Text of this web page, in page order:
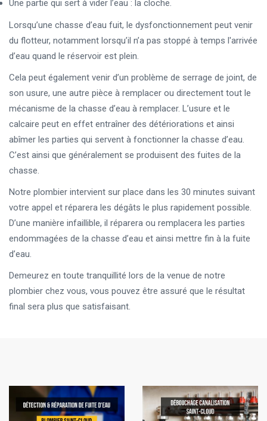
Une partie qui sert à vider l’eau : la cloche.
Lorsqu’une chasse d’eau fuit, le dysfonctionnement peut venir
du flotteur, notamment lorsqu’il n’a pas stoppé à temps l'arrivée
d’eau quand le réservoir est plein.
Cela peut également venir d’un problème de serrage de joint, de
son usure, une autre pièce à remplacer ou directement tout le
mécanisme de la chasse d’eau à remplacer. L’usure et le
calcaire peut en effet entraîner des détériorations et ainsi
abîmer les parties qui servent à fonctionner la chasse d’eau.
C’est ainsi que généralement se produisent des fuites de la
chasse.
Notre plombier intervient sur place dans les 30 minutes suivant
votre appel et réparera les dégâts le plus rapidement possible.
D’une manière infaillible, il réparera ou remplacera les parties
endommagées de la chasse d’eau et ainsi mettre fin à la fuite
d’eau.
Demeurez en toute tranquillité lors de la venue de notre
plombier chez vous, vous pouvez être assuré que le résultat
final sera plus que satisfaisant.